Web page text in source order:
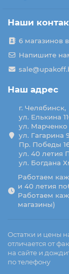
Наши
6 магазинов
Напишите
Наш адрес
г. Челябинск,
ул. Елькина
ул. Марченко
ул. Гагарина
Пр. Победы
ул. 40 летия
ул. Богдана
Работаем
и 40 летия
Работаем
магазины)
Остатки и цены
отличается от
на сайте и
по телефону